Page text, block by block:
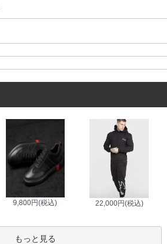
9,800円(税込) 22,000円(税込)
もっと見る